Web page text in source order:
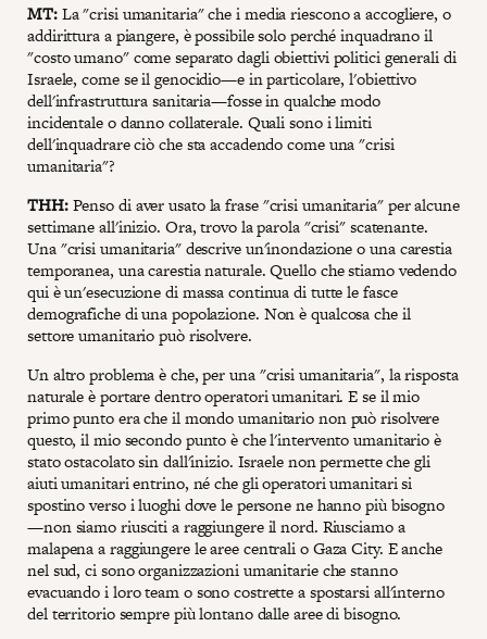
MT:La "crisi umanitaria" che i media riescono a accogliere, o
addirittura a piangere, è possibile solo perché inquadrano il
"costo umano" come separato dagli obiettivi politici generali di
Israele, come se il genocidio—e in particolare, l'obiettivo
dell'infrastruttura sanitaria—fosse in qualche modo
incidentale o danno collaterale. Quali sono i limiti
dell'inquadrare ciò che sta accadendo come una "crisi
umanitaria"?
THH:Penso di aver usato la frase "crisi umanitaria" per alcune
settimane all'inizio. Ora, trovo la parola "crisi" scatenante.
Una "crisi umanitaria" descrive un'inondazione o una carestia
temporanea, una carestia naturale. Quello che stiamo vedendo
qui è un'esecuzione di massa continua di tutte le fasce
demografiche di una popolazione. Non è qualcosa che il
settore umanitario può risolvere.
Un altro problema è che, per una "crisi umanitaria", la risposta
naturale è portare dentro operatori umanitari. E se il mio
primo punto era che il mondo umanitario non può risolvere
questo, il mio secondo punto è che l'intervento umanitario è
stato ostacolato sin dall'inizio. Israele non permette che gli
aiuti umanitari entrino, né che gli operatori umanitari si
spostino verso i luoghi dove le persone ne hanno più bisogno
—non siamo riusciti a raggiungere il nord. Riusciamo a
malapena a raggiungere le aree centrali o Gaza City. E anche
nel sud, ci sono organizzazioni umanitarie che stanno
evacuando i loro team o sono costrette a spostarsi all'interno
del territorio sempre più lontano dalle aree di bisogno.